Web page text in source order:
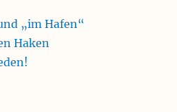
„im Hafen“
Haken